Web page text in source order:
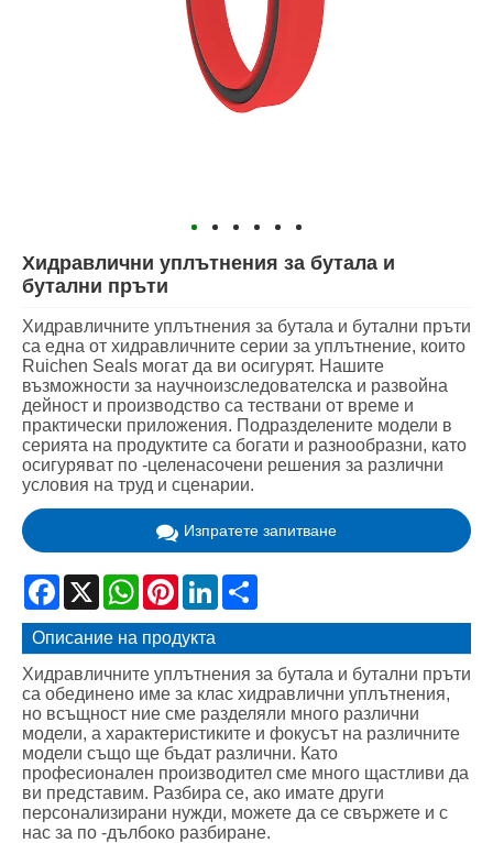
Хидравлични уплътнения за бутала и
бутални пръти
Хидравличните уплътнения за бутала и бутални пръти
са една от хидравличните серии за уплътнение, които
Ruichen Seals могат да ви осигурят. Нашите
възможности за научноизследователска и развойна
дейност и производство са тествани от време и
практически приложения. Подразделените модели в
серията на продуктите са богати и разнообразни, като
осигуряват по -целенасочени решения за различни
условия на труд и сценарии.
Изпратете запитване
Facebook
X WhatsApp
PinterestLinkedIn
Описание на продукта
Хидравличните уплътнения за бутала и бутални пръти
са обединено име за клас хидравлични уплътнения,
но всъщност ние сме разделяли много различни
модели, а характеристиките и фокусът на различните
модели също ще бъдат различни. Като
професионален производител сме много щастливи да
ви представим. Разбира се, ако имате други
персонализирани нужди, можете да се свържете и с
нас за по -дълбоко разбиране.